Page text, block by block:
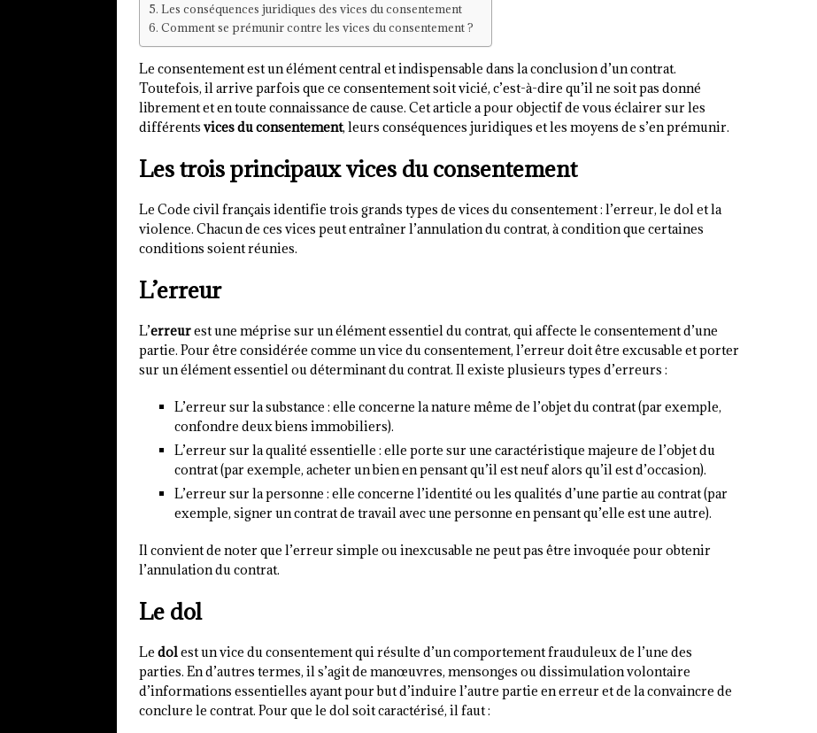
Les conséquences juridiques des vices du consentement
Comment se prémunir contre les vices du consentement ?
Le consentement est un élément central et indispensable dans la conclusion d’un contrat.
Toutefois, il arrive parfois que ce consentement soit vicié, c’est-à-dire qu’il ne soit pas donné
librement et en toute connaissance de cause. Cet article a pour objectif de vous éclairer sur les
différents vices du consentement, leurs conséquences juridiques et les moyens de s’en prémunir.
Les trois principaux vices du consentement
Le Code civil français identifie trois grands types de vices du consentement : l’erreur, le dol et la
violence. Chacun de ces vices peut entraîner l’annulation du contrat, à condition que certaines
conditions soient réunies.
L’erreur
L’erreurest une méprise sur un élément essentiel du contrat, qui affecte le consentement d’une
partie. Pour être considérée comme un vice du consentement, l’erreur doit être excusable et porter
sur un élément essentiel ou déterminant du contrat. Il existe plusieurs types d’erreurs :
L’erreur sur la substance : elle concerne la nature même de l’objet du contrat (par exemple,
confondre deux biens immobiliers).
L’erreur sur la qualité essentielle : elle porte sur une caractéristique majeure de l’objet du
contrat (par exemple, acheter un bien en pensant qu’il est neuf alors qu’il est d’occasion).
L’erreur sur la personne : elle concerne l’identité ou les qualités d’une partie au contrat (par
exemple, signer un contrat de travail avec une personne en pensant qu’elle est une autre).
Il convient de noter que l’erreur simple ou inexcusable ne peut pas être invoquée pour obtenir
l’annulation du contrat.
Le dol
Le dolest un vice du consentement qui résulte d’un comportement frauduleux de l’une des
parties. En d’autres termes, il s’agit de manœuvres, mensonges ou dissimulation volontaire
d’informations essentielles ayant pour but d’induire l’autre partie en erreur et de la convaincre de
conclure le contrat. Pour que le dol soit caractérisé, il faut :